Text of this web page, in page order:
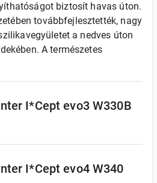
biztosít havas úton.
továbbfejlesztették, nagy
a nedves úton
A természetes
I*Cept evo3 W330B
I*Cept evo4 W340